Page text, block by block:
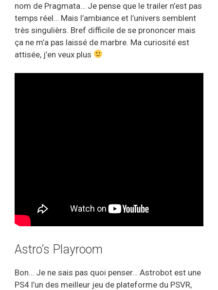
nom de Pragmata… Je pense que le trailer n’est pas
temps réel… Mais l’ambiance et l’univers semblent
très singulièrs. Bref difficile de se prononcer mais
ça ne m’a pas laissé de marbre. Ma curiosité est
attisée, j’en veux plus
Astro’s Playroom
Bon… Je ne sais pas quoi penser… Astrobot est une
PS4 l’un des meilleur jeu de plateforme du PSVR,